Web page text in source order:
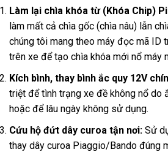
Làm lại chìa khóa từ (Khóa Chip)
làm mất cả chìa gốc (chìa nâu) lẫn
chúng tôi mang theo máy đọc mã ID
trên xe để tạo chìa khóa mới nổ máy
Kích bình, thay bình ắc quy 12V
triệt để tình trạng xe đề không nổ do
hoặc để lâu ngày không sử dụng.
Cứu hộ đứt dây curoa tận nơi: Sử
thay dây curoa Piaggio/Bando đúng